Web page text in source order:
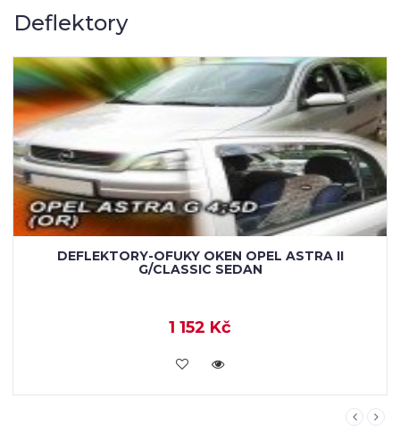
Deflektory
DEFLEKTORY-OFUKY OKEN OPEL ASTRA II
G/CLASSIC SEDAN
1 152 Kč
KOUPIT